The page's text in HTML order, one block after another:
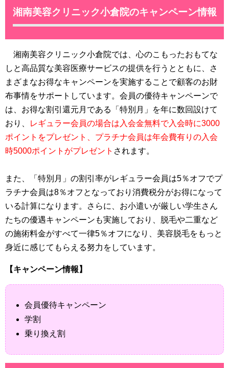
湘南美容クリニック小倉院のキャンペーン情報
湘南美容クリニック小倉院では、心のこもったおもてな
しと高品質な美容医療サービスの提供を行うとともに、さ
まざまなお得なキャンペーンを実施することで顧客のお財
布事情をサポートしています。会員の優待キャンペーンで
は、お得な割引還元月である「特別月」を年に数回設けて
おり、
レギュラー会員の場合は入会金無料で入会時に3000
ポイントをプレゼント、プラチナ会員は年会費有りの入会
時5000ポイントがプレゼント されます。
また、「特別月」の割引率がレギュラー会員は5％オフでプ
ラチナ会員は8％オフとなっており消費税分がお得になって
いる計算になります。さらに、お小遣いが厳しい学生さん
たちの優遇キャンペーンも実施しており、脱毛や二重など
の施術料金がすべて一律5％オフになり、美容脱毛をもっと
身近に感じてもらえる努力をしています。
【キャンペーン情報】
会員優待キャンペーン
学割
乗り換え割